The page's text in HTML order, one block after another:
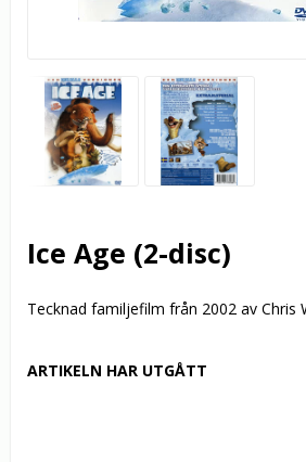
Ice Age (2-disc)
Tecknad familjefilm från 2002 av Chris
ARTIKELN HAR UTGÅTT